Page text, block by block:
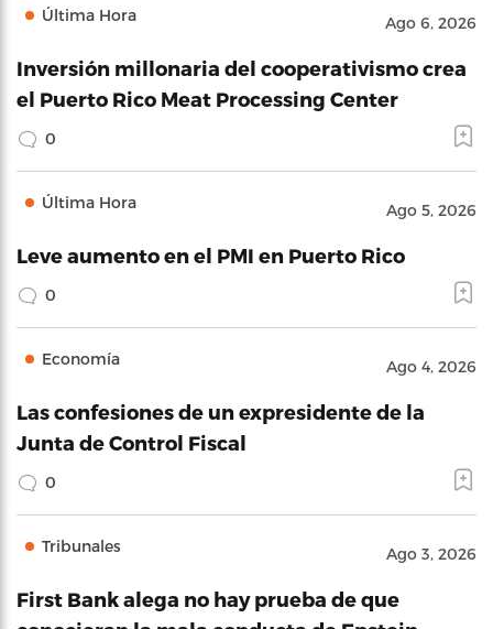
Última Hora Ago 6, 2026
Inversión millonaria del cooperativismo crea
el Puerto Rico Meat Processing Center
0
Última Hora Ago 5, 2026
Leve aumento en el PMI en Puerto Rico
0
Economía Ago 4, 2026
Las confesiones de un expresidente de la
Junta de Control Fiscal
0
Tribunales Ago 3, 2026
First Bank alega no hay prueba de que